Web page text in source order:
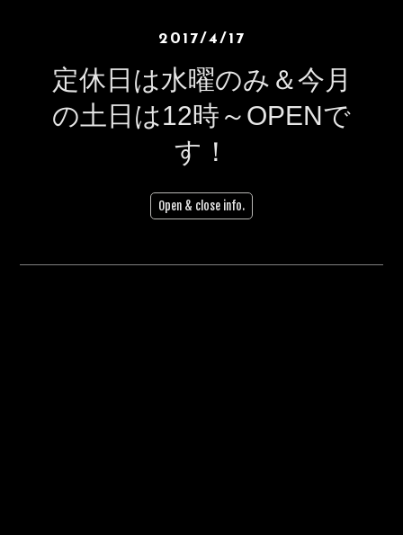
2017/4/17
定休日は水曜のみ＆今月
の土日は12時～OPENで
す！
Open & close info.